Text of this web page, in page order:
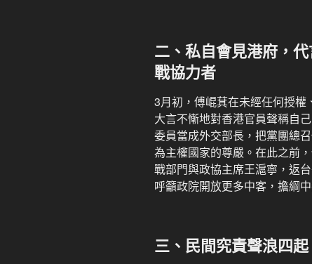
二、私自會見港府，
戰協力者
3月初，傅崐萁在未經任何授權
大言不慚地對香港官員聲稱自
委員當成外交部長，把黨團總
為主權國家的尊嚴。在此之前
戰部門與政協主席王滬寧，返
呼籲政院開放更多中客，擔綱
三、民間究責聲浪四